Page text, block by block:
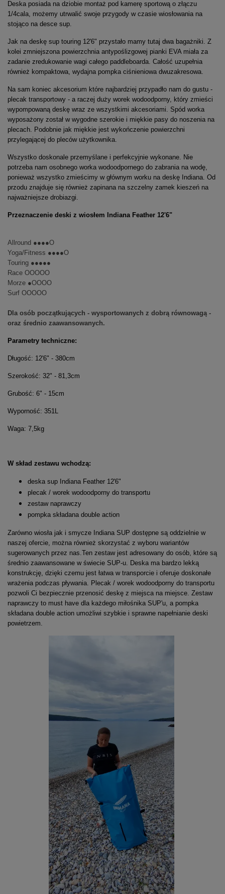
Deska posiada na dziobie montaż pod kamerę sportową o złączu
1/4cala, możemy utrwalić swoje przygody w czasie wiosłowania na
stojąco na desce sup.
Jak na deskę sup touring 12'6" przystało mamy tutaj dwa bagażniki. Z
kolei zmniejszona powierzchnia antypoślizgowej pianki EVA miała za
zadanie zredukowanie wagi całego paddleboarda. Całość uzupełnia
również kompaktowa, wydajna pompka ciśnieniowa dwuzakresowa.
Na sam koniec akcesorium które najbardziej przypadło nam do gustu -
plecak transportowy - a raczej duży worek wodoodporny, który zmieści
wypompowaną deskę wraz ze wszystkimi akcesoriami. Spód worka
wyposażony został w wygodne szerokie i miękkie pasy do noszenia na
plecach. Podobnie jak miękkie jest wykończenie powierzchni
przylegającej do pleców użytkownika.
Wszystko doskonale przemyślane i perfekcyjnie wykonane. Nie
potrzeba nam osobnego worka wodoodpornego do zabrania na wodę,
ponieważ wszystko zmieścimy w głównym worku na deskę Indiana. Od
przodu znajduje się również zapinana na szczelny zamek kieszeń na
najważniejsze drobiazgi.
Przeznaczenie deski z wiosłem Indiana Feather 12'6"
Allround ●●●●O
Yoga/Fitness ●●●●O
Touring ●●●●●
Race OOOOO
Morze ●OOOO
Surf OOOOO
Dla osób początkujących - wysportowanych z dobrą równowagą -
oraz średnio zaawansowanych.
Parametry techniczne:
Długość: 12'6" - 380cm
Szerokość: 32" - 81,3cm
Grubość: 6" - 15cm
Wyporność: 351L
Waga: 7,5kg
W skład zestawu wchodzą:
deska sup Indiana Feather 12'6"
plecak / worek wodoodporny do transportu
zestaw naprawczy
pompka składana double action
Zarówno wiosła jak i smycze Indiana SUP dostępne są oddzielnie w
naszej ofercie, można również skorzystać z wyboru wariantów
sugerowanych przez nas.Ten zestaw jest adresowany do osób, które są
średnio zaawansowane w świecie SUP-u. Deska ma bardzo lekką
konstrukcję, dzięki czemu jest łatwa w transporcie i oferuje doskonałe
wrażenia podczas pływania. Plecak / worek wodoodporny do transportu
pozwoli Ci bezpiecznie przenosić deskę z miejsca na miejsce. Zestaw
naprawczy to must have dla każdego miłośnika SUP'u, a pompka
składana double action umożliwi szybkie i sprawne napełnianie deski
powietrzem.